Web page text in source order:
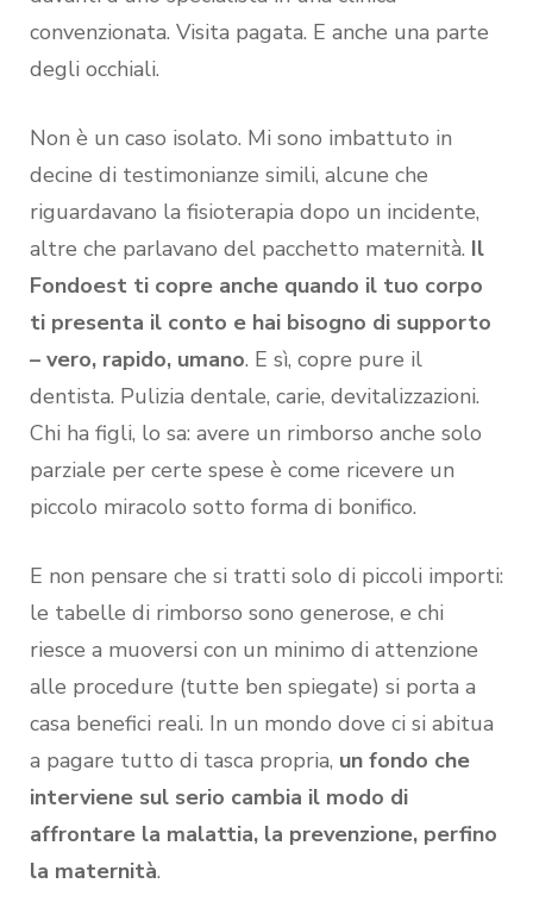
convenzionata. Visita pagata. E anche una parte
degli occhiali.
Non è un caso isolato. Mi sono imbattuto in
decine di testimonianze simili, alcune che
riguardavano la fisioterapia dopo un incidente,
altre che parlavano del pacchetto maternità. Il
Fondoest ti copre anche quando il tuo corpo
ti presenta il conto e hai bisogno di supporto
– vero, rapido, umano. E sì, copre pure il
dentista. Pulizia dentale, carie, devitalizzazioni.
Chi ha figli, lo sa: avere un rimborso anche solo
parziale per certe spese è come ricevere un
piccolo miracolo sotto forma di bonifico.
E non pensare che si tratti solo di piccoli importi:
le tabelle di rimborso sono generose, e chi
riesce a muoversi con un minimo di attenzione
alle procedure (tutte ben spiegate) si porta a
casa benefici reali. In un mondo dove ci si abitua
a pagare tutto di tasca propria, un fondo che
interviene sul serio cambia il modo di
affrontare la malattia, la prevenzione, perfino
la maternità.